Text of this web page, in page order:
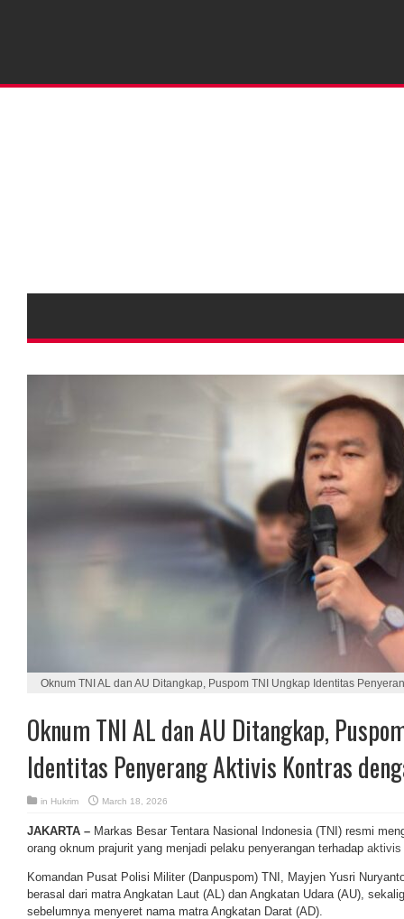
Oknum TNI AL dan AU Ditangkap, Puspom TNI Ungkap Identitas
Oknum TNI AL dan AU Ditangkap,
Identitas Penyerang Aktivis Kontras
in Hukrim March 18, 2026
JAKARTA – Markas Besar Tentara Nasional Indonesia (TNI) resmi
orang oknum prajurit yang menjadi pelaku penyerangan terhadap aktivis
Komandan Pusat Polisi Militer (Danpuspom) TNI, Mayjen Yusri
berasal dari matra Angkatan Laut (AL) dan Angkatan Udara (AU),
sebelumnya menyeret nama matra Angkatan Darat (AD).